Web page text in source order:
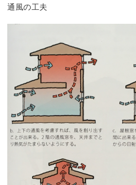
通風の工夫